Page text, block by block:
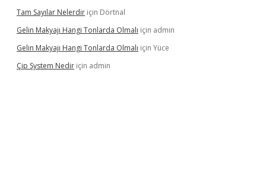
Tam Sayılar Nelerdir için Dörtnal
Gelin Makyajı Hangi Tonlarda Olmalı için admin
Gelin Makyajı Hangi Tonlarda Olmalı için Yüce
Çip System Nedir için admin